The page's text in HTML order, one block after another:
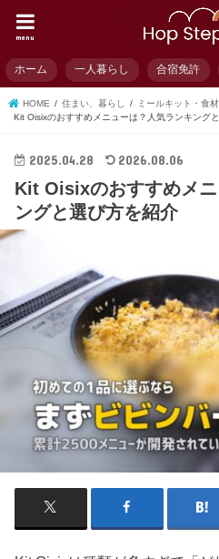
menu
ホーム 一人暮らし 合宿免許
HOME 住まい、暮らし
ミールキット・食
Kit Oisixのおすすめメニューは？人気ランキング
2025.04.28 2026.08.06
Kit Oisixのおすすめメ
ングと選び方を紹介